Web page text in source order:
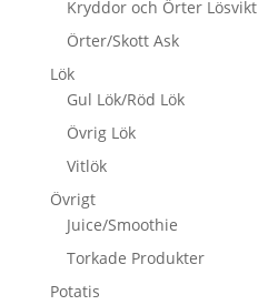
Kryddor och Örter Lösvikt
Örter/Skott Ask
Lök
Gul Lök/Röd Lök
Övrig Lök
Vitlök
Övrigt
Juice/Smoothie
Torkade Produkter
Potatis